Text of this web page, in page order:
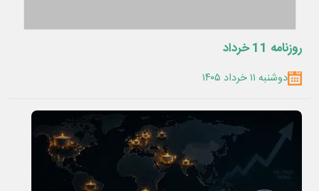
روزنامه 11 خرداد
دوشنبه ۱۱ خرداد ۱۴۰۵